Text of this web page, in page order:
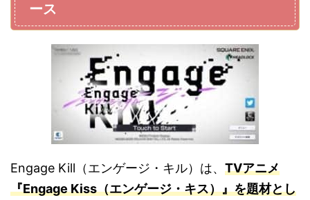
ース
Engage Kill（エンゲージ・キル）は、 TVアニメ
『Engage Kiss（エンゲージ・キス）』を題材とし